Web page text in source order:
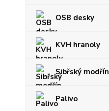
OSB desky
KVH hranoly
Sibřský modřín
Palivo